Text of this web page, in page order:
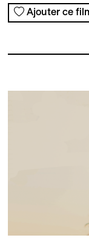
Ajouter ce